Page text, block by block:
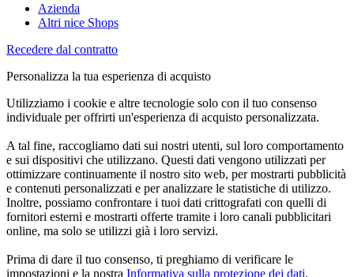
Azienda
Altri nice Shops
Recedere dal contratto
Personalizza la tua esperienza di acquisto
Utilizziamo i cookie e altre tecnologie solo con il tuo consenso
individuale per offrirti un'esperienza di acquisto personalizzata.
A tal fine, raccogliamo dati sui nostri utenti, sul loro comportamento
e sui dispositivi che utilizzano. Questi dati vengono utilizzati per
ottimizzare continuamente il nostro sito web, per mostrarti pubblicità
e contenuti personalizzati e per analizzare le statistiche di utilizzo.
Inoltre, possiamo confrontare i tuoi dati crittografati con quelli di
fornitori esterni e mostrarti offerte tramite i loro canali pubblicitari
online, ma solo se utilizzi già i loro servizi.
Prima di dare il tuo consenso, ti preghiamo di verificare le
impostazioni e la nostra Informativa sulla protezione dei dati.